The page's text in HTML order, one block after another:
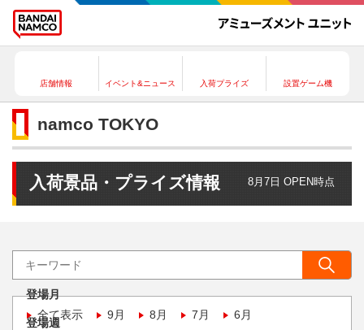
店舗情報 イベント&ニュース 入荷プライズ 設置ゲーム機
namco TOKYO
入荷景品・プライズ情報 8月7日 OPEN時点
登場月
全て表示
9月 8月 7月 6月
登場週